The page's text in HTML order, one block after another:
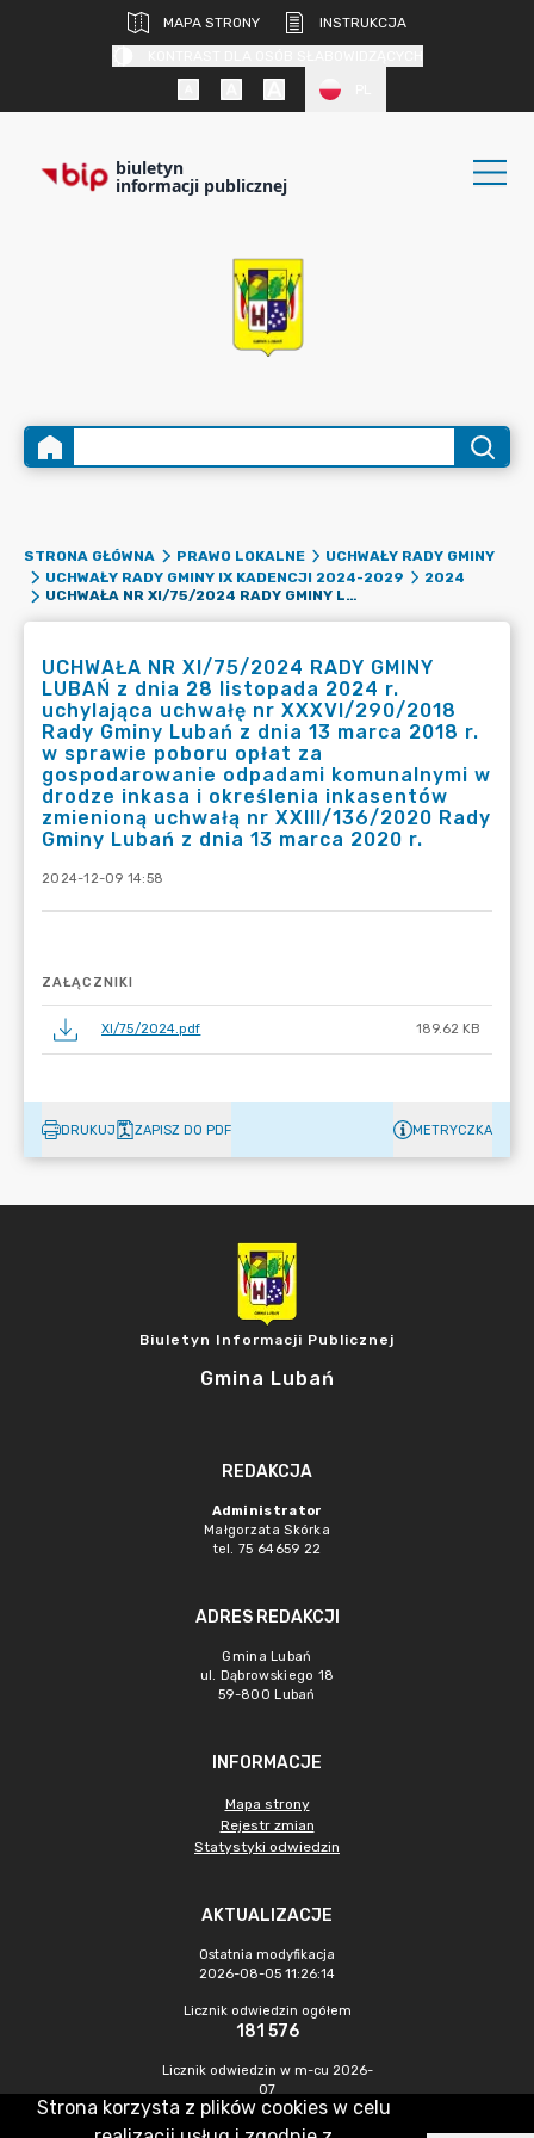
MAPA STRONY
INSTRUKCJA
biuletyn
informacji publicznej
STRONA GŁÓWNA PRAWO LOKALNE
UCHWAŁY RADY GMINY
UCHWAŁY RADY GMINY IX KADENCJI 2024-2029
2024
UCHWAŁA NR XI/75/2024 RADY GMINY LUBAŃ Z DNIA 28 LISTOPADA 2024 R. UCHYLAJĄCA UCHWAŁĘ NR XXXVI/290/2018 RADY GMINY LUBAŃ Z DNIA 13 MARCA 2018 R. W SPRAWIE POBORU OPŁAT ZA GOSPODAROWANIE ODPADAMI KOMUNALNYMI W DRODZE INKASA I OKREŚLENIA INKASENTÓW ZMIENIONĄ UCHWAŁĄ NR XXIII/136/2020 RADY GMINY LUBAŃ Z DNIA 13 MARCA 2020 R.
UCHWAŁA NR XI/75/2024 RADY GMINY
LUBAŃ z dnia 28 listopada 2024 r.
uchylająca uchwałę nr XXXVI/290/2018
Rady Gminy Lubań z dnia 13 marca 2018 r.
w sprawie poboru opłat za
gospodarowanie odpadami komunalnymi w
drodze inkasa i określenia inkasentów
zmienioną uchwałą nr XXIII/136/2020 Rady
Gminy Lubań z dnia 13 marca 2020 r.
2024-12-09 14:58
ZAŁĄCZNIKI
XI/75/2024.pdf 189.62 KB
DRUKUJ ZAPISZ DO PDF METRYCZKA
Biuletyn Informacji Publicznej
Gmina Lubań
REDAKCJA
Administrator
Małgorzata Skórka
tel. 75 64659 22
ADRES REDAKCJI
Gmina Lubań
ul. Dąbrowskiego 18
59-800 Lubań
INFORMACJE
Mapa strony
Rejestr zmian
Statystyki odwiedzin
AKTUALIZACJE
Ostatnia modyfikacja
2026-08-05 11:26:14
Licznik odwiedzin ogółem
181 576
Licznik odwiedzin w m-cu 2026-
07
167
Strona korzysta z plików cookies w celu